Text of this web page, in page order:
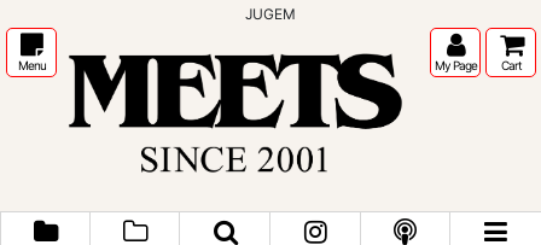
JUGEM
Menu My Page Cart